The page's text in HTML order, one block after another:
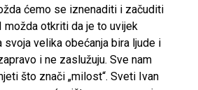
ćemo se iznenaditi i začuditi
možda otkriti da je to uvijek
svoja velika obećanja bira ljude i
i ne zaslužuju. Sve nam
što znači „milost“. Sveti Ivan